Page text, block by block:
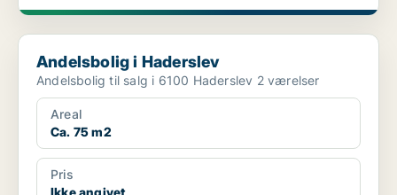
Andelsbolig i Haderslev
Andelsbolig i Haderslev
Andelsbolig til salg i 6100 Haderslev 2 værelser
Areal
Ca. 75 m2
Pris